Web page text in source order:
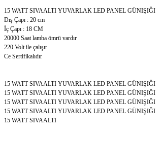
15 WATT SIVAALTI YUVARLAK LED PANEL GÜNIŞIĞI
Dış Çapı : 20 cm
İç Çapı : 18 CM
20000 Saat lamba ömrü vardır
220 Volt ile çalışır
Ce Sertifikalıdır
15 WATT SIVAALTI YUVARLAK LED PANEL GÜNIŞIĞI
15 WATT SIVAALTI YUVARLAK LED PANEL GÜNIŞIĞI
15 WATT SIVAALTI YUVARLAK LED PANEL GÜNIŞIĞI
15 WATT SIVAALTI YUVARLAK LED PANEL GÜNIŞIĞI
15 WATT SIVAALTI